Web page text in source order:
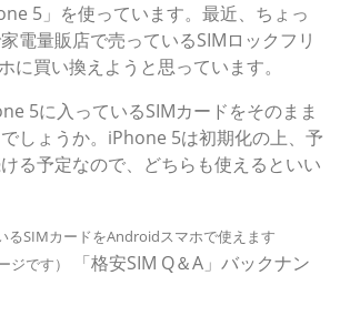
5」を使っています。最近、ちょっ
電量販店で売っているSIMロックフリ
に買い換えようと思っています。
5に入っているSIMカードをそのまま
しょうか。iPhone 5は初期化の上、予
る予定なので、どちらも使えるといい
るSIMカードをAndroidスマホで使えます
です）
「格安SIM Q＆A」バックナン